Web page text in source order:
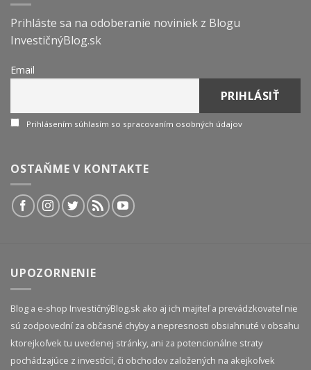
Prihláste sa na odoberanie noviniek z Blogu
InvestičnýBlog.sk
Email
Prihlásením súhlasím so spracovaním osobných údajov
OSTAŇME V KONTAKTE
UPOZORNENIE
Blog a e-shop InvestičnýBlog.sk ako aj ich majiteľ a prevádzkovateľ nie
sú zodpovední za občasné chyby a nepresnosti obsiahnuté v obsahu
ktorejkoľvek tu uvedenej stránky, ani za potencionálne straty
pochádzajúce z investícií, či obchodov založených na akejkoľvek